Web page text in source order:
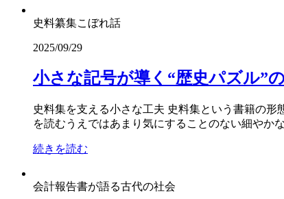
史料纂集こぼれ話
2025/09/29
小さな記号が導く“歴史パズル”
史料集を支える小さな工夫 史料集という書籍の
を読むうえではあまり気にすることのない細や
続きを読む
会計報告書が語る古代の社会